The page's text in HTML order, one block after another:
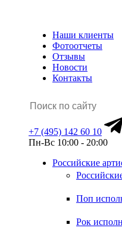
Наши клиенты
Фотоотчеты
Отзывы
Новости
Контакты
+7 (495) 142 60 10
Пн-Вс 10:00 - 20:00
Российские
Поп
Рок